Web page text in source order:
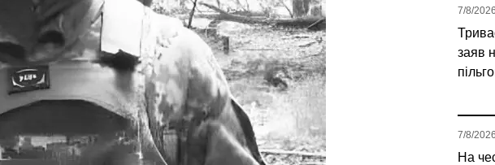
заяв
7/8/2026
На
7/8/2026